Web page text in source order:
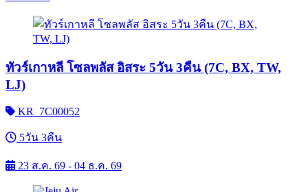
ทัวร์เกาหลี โซลพลัส อิสระ 5วัน 3คืน (7C, BX, TW,
LJ)
KR_7C00052
5วัน 3คืน
23 ส.ค. 69 - 04 ธ.ค. 69